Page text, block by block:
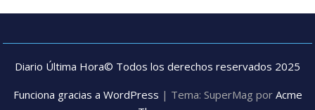
Diario Última Hora© Todos los derechos reservados 2025
Funciona gracias a WordPress | Tema: SuperMag por Acme